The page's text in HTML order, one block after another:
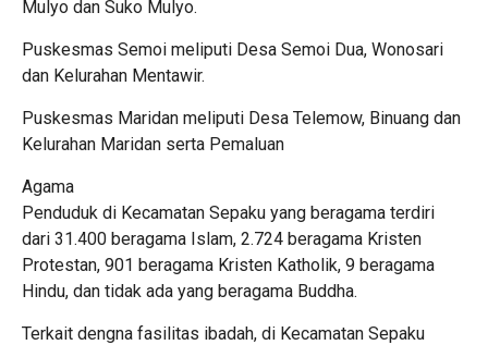
Mulyo dan Suko Mulyo.
Puskesmas Semoi meliputi Desa Semoi Dua, Wonosari
dan Kelurahan Mentawir.
Puskesmas Maridan meliputi Desa Telemow, Binuang dan
Kelurahan Maridan serta Pemaluan
Agama
Penduduk di Kecamatan Sepaku yang beragama terdiri
dari 31.400 beragama Islam, 2.724 beragama Kristen
Protestan, 901 beragama Kristen Katholik, 9 beragama
Hindu, dan tidak ada yang beragama Buddha.
Terkait dengna fasilitas ibadah, di Kecamatan Sepaku